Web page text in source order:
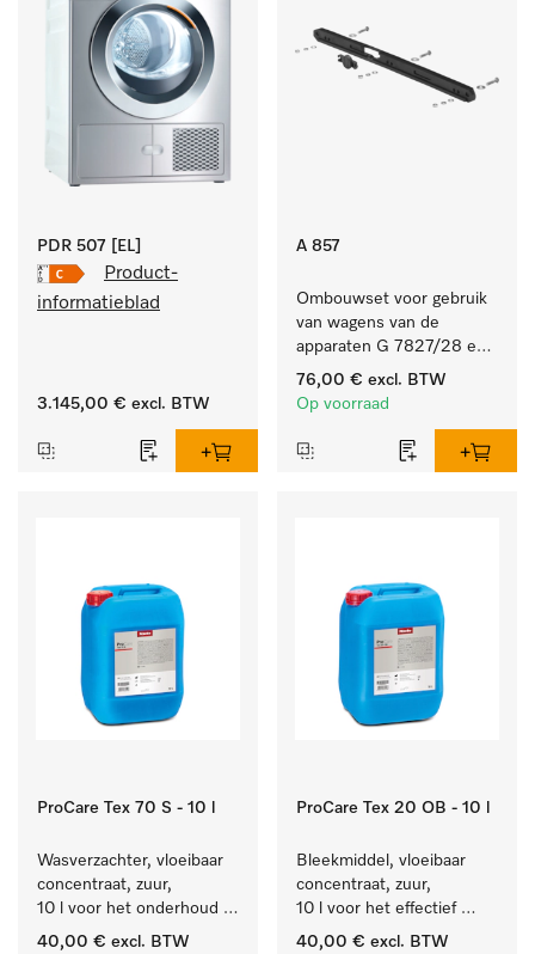
PDR 507 [EL]
Product-
informatieblad
3.145,00 € excl. BTW
A 857
Ombouwset voor gebruik
van wagens van de
apparaten G 7827/28 en
PG 8527/28 in de
PG 86xx.
76,00 € excl. BTW
Op voorraad
ProCare Tex 70 S - 10 l
Wasverzachter, vloeibaar
concentraat, zuur,
10 l voor het onderhoud
van vezels zodat het
40,00 € excl. BTW
ProCare Tex 20 OB - 10 l
Bleekmiddel, vloeibaar
concentraat, zuur,
10 l voor het effectief
verwijderen van
40,00 € excl. BTW